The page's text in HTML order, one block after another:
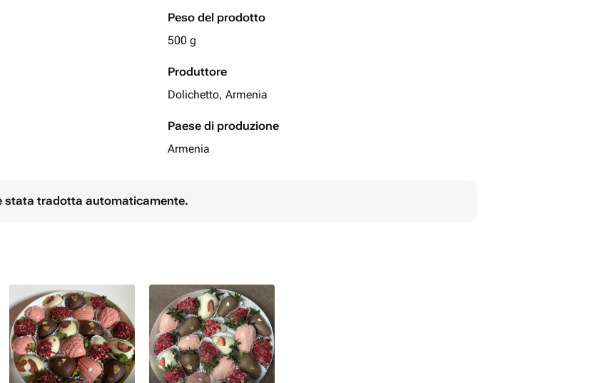
Peso del prodotto
500 g
Produttore
Dolichetto, Armenia
Paese di produzione
Armenia
весеннее
stata tradotta automaticamente.